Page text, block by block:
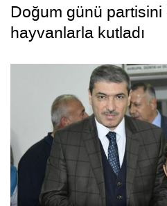
Doğum günü partisini
hayvanlarla kutladı